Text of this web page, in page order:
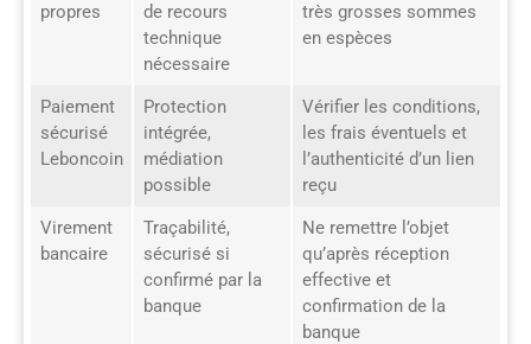
propres
de recours
technique
nécessaire
très grosses sommes
en espèces
Paiement
sécurisé
Leboncoin
Protection
intégrée,
médiation
possible
Vérifier les conditions,
les frais éventuels et
l’authenticité d’un lien
reçu
Virement
bancaire
Traçabilité,
sécurisé si
confirmé par la
banque
Ne remettre l’objet
qu’après réception
effective et
confirmation de la
banque